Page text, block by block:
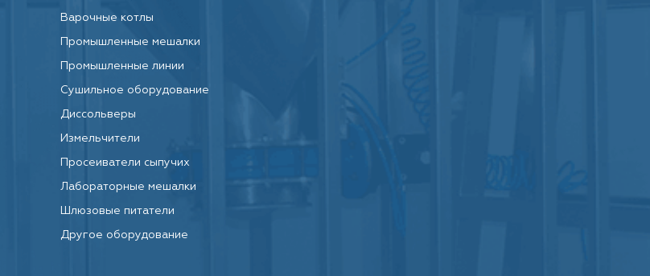
Варочные котлы
Промышленные мешалки
Промышленные линии
Сушильное оборудование
Диссольверы
Измельчители
Просеиватели сыпучих
Лабораторные мешалки
Шлюзовые питатели
Другое оборудование